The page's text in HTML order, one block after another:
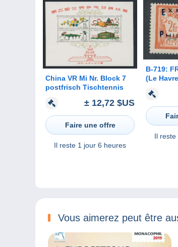
China VR Mi Nr. Block 7
postfrisch Tischtennis
± 12,72 $US
Faire une offre
Il reste 1 jour 6 heures
B-719:
(Le
Il reste
Vous aimerez peut être